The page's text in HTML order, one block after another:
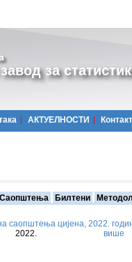
за
АКТУЕЛНОСТИ Контакт
Саопштења Билтени
саопштења цијена, 2022.
2022. више